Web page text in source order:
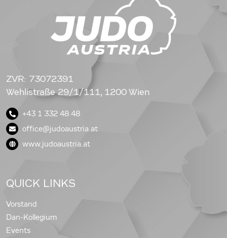
ZVR: 73072391
Wehlistraße 29/1/111, 1200 Wien
+43 1 332 48 48
office@judoaustria.at
www.judoaustria.at
QUICK LINKS
Vorstand
Dan-Kollegium
Events